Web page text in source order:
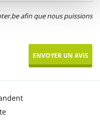
afin que nous puissions